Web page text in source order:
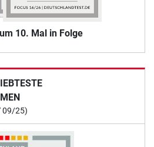
10. Mal in Folge
09/25)